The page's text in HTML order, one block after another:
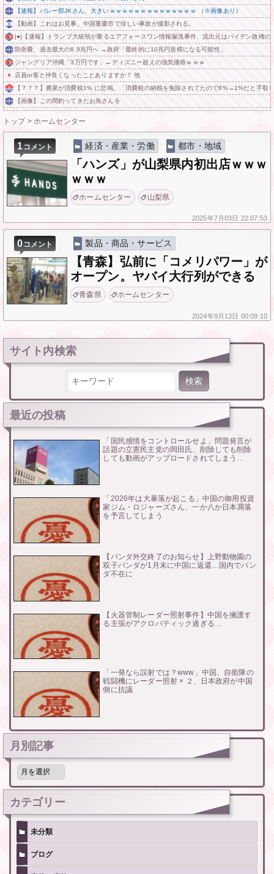
【速報】バレー部JKさん、大きいｗｗｗｗｗｗｗｗｗｗｗｗｗｗ （※画像あり）
【動画】これはお見事。中国重慶市で珍しい事故が撮影される。
|●|【速報】トランプ大統領が乗るエアフォースワン情報漏洩事件、流出元はバイデン政権
防衛費、過去最大の8.9兆円へ →政府「最終的に10兆円規模になる可能性」
ジャングリア沖縄「3万円です」←ディズニー超えの強気価格ｗｗｗ
店員or客と仲良くなったことありますか？ 他
【？？？】農家が消費税1% に悲鳴。「消費税の納税を免除されてたので8%→1%だと手取
【画像】この間釣ってきたお魚さんを
トップ> ホームセンター
1コメント 経済・産業・労働 都市・地域
「ハンズ」が山梨県内初出店ｗｗｗ
ｗｗｗ
ホームセンター 山梨県
2025年7月03日 22:07:53
0コメント 製品・商品・サービス
【青森】弘前に「コメリパワー」が
オープン。ヤバイ大行列ができる
青森県 ホームセンター
2024年9月13日 00:09:10
サイト内検索
最近の投稿
「国民感情をコントロールせよ」問題発言が
話題の立憲民主党の岡田氏、削除しても削除
しても動画がアップロードされてしまう…
「2026年は大暴落が起こる」中国の御用投資
家ジム・ロジャーズさん、一か八か日本凋落
を予言してしまう
【パンダ外交終了のお知らせ】上野動物園の
双子パンダが1月末に中国に返還…国内でパン
ダ不在に
【火器管制レーダー照射事件】中国を擁護す
る主張がアクロバティック過ぎる…
「一発なら誤射では？www」中国、自衛隊の
戦闘機にレーダー照射 × ２、日本政府が中国
側に抗議
月別記事
月
記
事
カテゴリー
未分類
ブログ